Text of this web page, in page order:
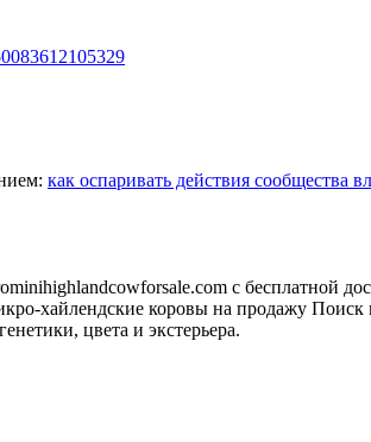
как оспаривать действия сообщества
с бесплатной
хайлендские коровы на продажу
цвета и экстерьера.